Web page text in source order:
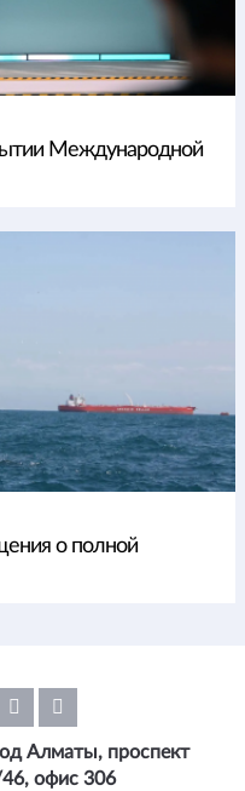
Международной
о полной
Алматы, проспект
офис 306